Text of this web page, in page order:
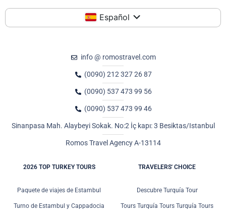
Español
info @ romostravel.com
(0090) 212 327 26 87
(0090) 537 473 99 56
(0090) 537 473 99 46
Sinanpasa Mah. Alaybeyi Sokak. No:2 İç kapı: 3 Besiktas/Istanbul
Romos Travel Agency A-13114
2026 TOP TURKEY TOURS
Paquete de viajes de Estambul
Turno de Estambul y Cappadocia
TRAVELERS' CHOICE
Descubre Turquía Tour
Tours Turquía Tours Turquía Tours